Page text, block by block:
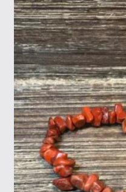
Myymälät
Oma tili
Ostoskori
Tietosuojaseloste
Tuotteet
Yritysinfo